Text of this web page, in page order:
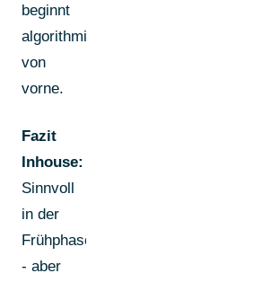
beginnt
algorithmisch
von
vorne.
Fazit
Inhouse:
Sinnvoll
in der
Frühphase
- aber